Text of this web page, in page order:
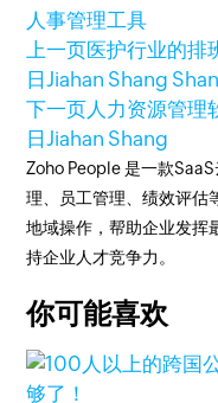
人事管理工具
上一页医护行业的排
日Jiahan Shang
下一页人力资源管理
日Jiahan Shang
Zoho People 是一款
理、员工管理、绩效评估
地域操作，帮助企业发挥
持企业人才竞争力。
你可能喜欢